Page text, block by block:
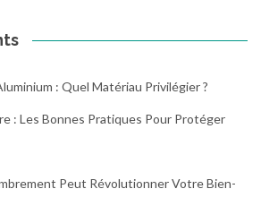
: Quel Matériau Privilégier ?
: Les Bonnes Pratiques Pour Protéger
Peut Révolutionner Votre Bien-